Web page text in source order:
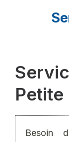
Petite
Besoin